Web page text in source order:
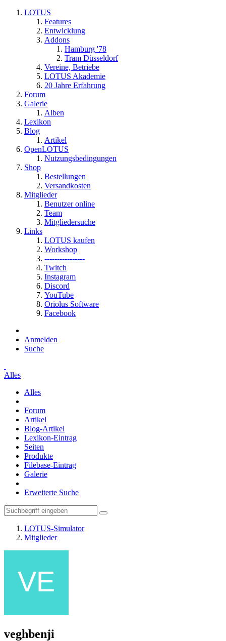
LOTUS
Features
Entwicklung
Addons
Hamburg '78
Tram Düsseldorf
Vereine, Betriebe
LOTUS Akademie
20 Jahre Erfahrung
Forum
Galerie
Alben
Lexikon
Blog
Artikel
OpenLOTUS
Nutzungsbedingungen
Shop
Bestellungen
Versandkosten
Mitglieder
Benutzer online
Team
Mitgliedersuche
Links
LOTUS kaufen
Workshop
----------------
Twitch
Instagram
Discord
YouTube
Oriolus Software
Facebook
Anmelden
Suche
Alles
Alles
Forum
Artikel
Blog-Artikel
Lexikon-Eintrag
Seiten
Produkte
Filebase-Eintrag
Galerie
Erweiterte Suche
LOTUS-Simulator
Mitglieder
veghbenji